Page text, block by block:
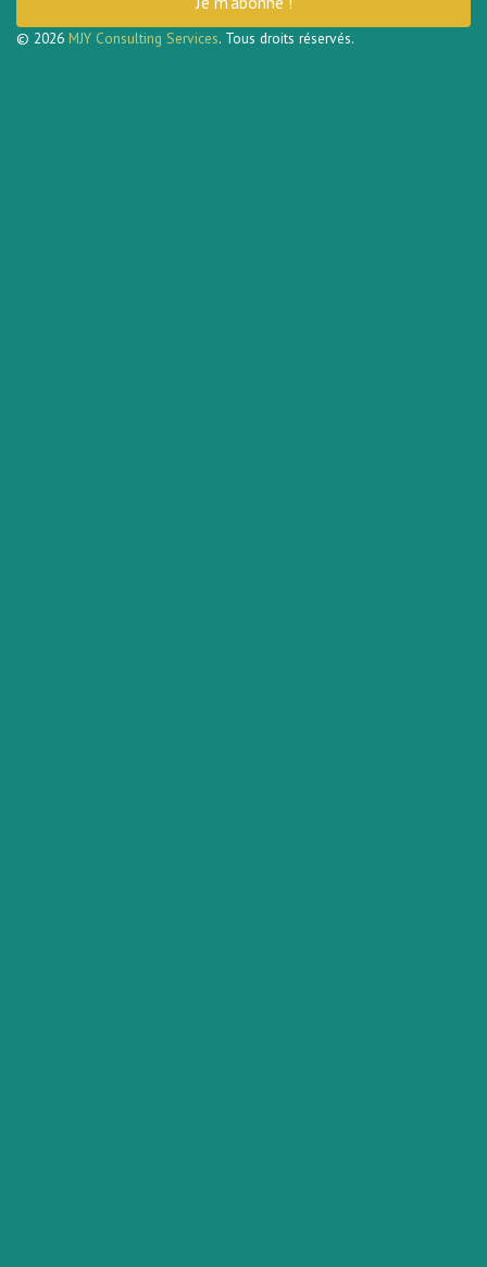
© 2026 MJY Consulting Services. Tous droits réservés.